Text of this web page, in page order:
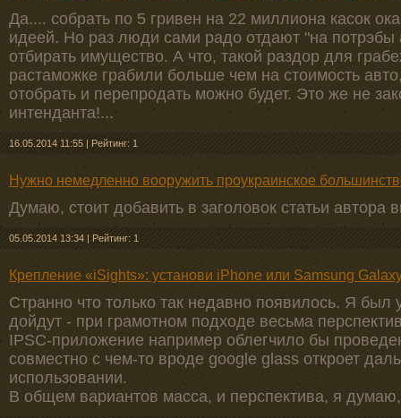
Да.... собрать по 5 гривен на 22 миллиона касок
идеей. Но раз люди сами радо отдают "на
отбирать имущество. А что, такой раздор для
растаможке грабили больше чем на стоимость
отобрать и перепродать можно будет. Это же не
интенданта!...
16.05.2014 11:55 | Рейтинг: 1
Нужно немедленно вооружить проукраинское
Думаю, стоит добавить в заголовок статьи автора
05.05.2014 13:34 | Рейтинг: 1
Крепление «iSights»: установи iPhone или Samsung
Странно что только так недавно появилось. Я был
дойдут - при грамотном подходе весьма
IPSC-приложение например облегчило бы
совместно с чем-то вроде google glass откроет
использовании.
В общем вариантов масса, и перспектива, я думаю,